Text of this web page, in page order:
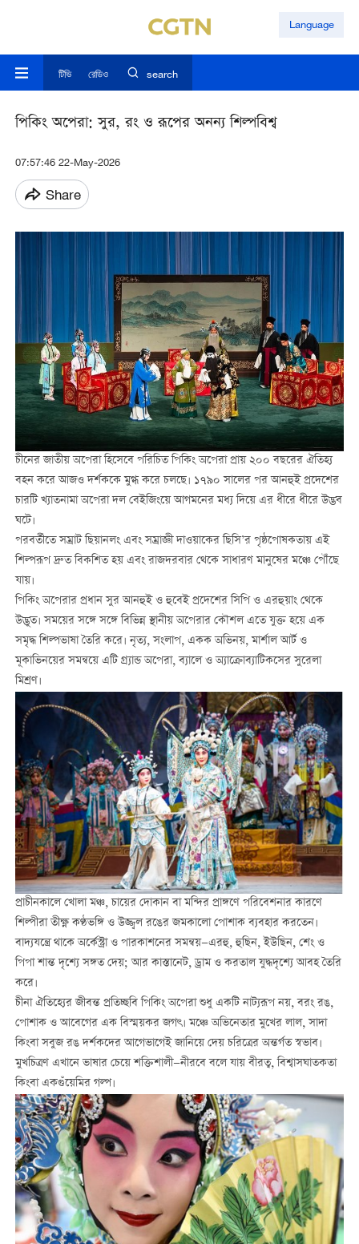
Language
টিভি রেডিও search
পিকিং অপেরা: সুর, রং ও রূপের অনন্য শিল্পবিশ্ব
07:57:46 22-May-2026
Share
চীনের জাতীয় অপেরা হিসেবে পরিচিত পিকিং অপেরা প্রায় ২০০ বছরের ঐতিহ্য
বহন করে আজও দর্শককে মুগ্ধ করে চলছে। ১৭৯০ সালের পর আনহুই প্রদেশের
চারটি খ্যাতনামা অপেরা দল বেইজিংয়ে আগমনের মধ্য দিয়ে এর ধীরে ধীরে উদ্ভব
ঘটে।
পরবর্তীতে সম্রাট ছিয়ানলং এবং সম্রাজ্ঞী দাওয়াকের ছিসি’র পৃষ্ঠপোষকতায় এই
শিল্পরূপ দ্রুত বিকশিত হয় এবং রাজদরবার থেকে সাধারণ মানুষের মঞ্চে পৌঁছে
যায়।
পিকিং অপেরার প্রধান সুর আনহুই ও হুবেই প্রদেশের সিপি ও এরহুয়াং থেকে
উদ্ভূত। সময়ের সঙ্গে সঙ্গে বিভিন্ন স্থানীয় অপেরার কৌশল এতে যুক্ত হয়ে এক
সমৃদ্ধ শিল্পভাষা তৈরি করে। নৃত্য, সংলাপ, একক অভিনয়, মার্শাল আর্ট ও
মূকাভিনয়ের সমন্বয়ে এটি গ্র্যান্ড অপেরা, ব্যালে ও অ্যাক্রোব্যাটিকসের সুরেলা
মিশ্রণ।
প্রাচীনকালে খোলা মঞ্চ, চায়ের দোকান বা মন্দির প্রাঙ্গণে পরিবেশনার কারণে
শিল্পীরা তীক্ষ্ণ কণ্ঠভঙ্গি ও উজ্জ্বল রঙের জমকালো পোশাক ব্যবহার করতেন।
বাদ্যযন্ত্রে থাকে অর্কেস্ট্রা ও পারকাশনের সমন্বয়—এরহু, হুছিন, ইউছিন, শেং ও
পিপা শান্ত দৃশ্যে সঙ্গত দেয়; আর কাস্তানেট, ড্রাম ও করতাল যুদ্ধদৃশ্যে আবহ তৈরি
করে।
চীনা ঐতিহ্যের জীবন্ত প্রতিচ্ছবি পিকিং অপেরা শুধু একটি নাট্যরূপ নয়, বরং রঙ,
পোশাক ও আবেগের এক বিস্ময়কর জগৎ। মঞ্চে অভিনেতার মুখের লাল, সাদা
কিংবা সবুজ রঙ দর্শকদের আগেভাগেই জানিয়ে দেয় চরিত্রের অন্তর্গত স্বভাব।
মুখচিত্রণ এখানে ভাষার চেয়ে শক্তিশালী—নীরবে বলে যায় বীরত্ব, বিশ্বাসঘাতকতা
কিংবা একগুঁয়েমির গল্প।